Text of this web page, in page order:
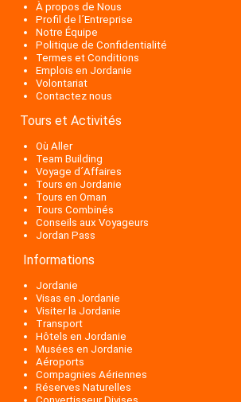
À propos de Nous
Profil de l´Entreprise
Notre Équipe
Politique de Confidentialité
Termes et Conditions
Emplois en Jordanie
Volontariat
Contactez nous
Tours et Activités
Où Aller
Team Building
Voyage d´Affaires
Tours en Jordanie
Tours en Oman
Tours Combinés
Conseils aux Voyageurs
Jordan Pass
Informations
Jordanie
Visas en Jordanie
Visiter la Jordanie
Transport
Hôtels en Jordanie
Musées en Jordanie
Aéroports
Compagnies Aériennes
Réserves Naturelles